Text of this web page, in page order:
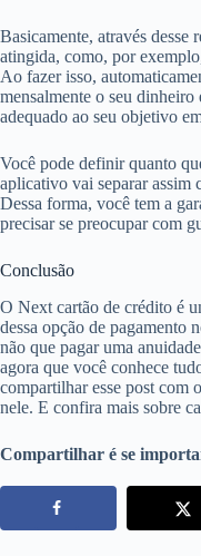
Basicamente, através desse
atingida, como, por
Ao fazer isso,
mensalmente o seu
adequado ao seu objetivo
Você pode definir quanto
aplicativo vai separar assim
Dessa forma, você tem a
precisar se preocupar com
Conclusão
O Next cartão de crédito é
dessa opção de pagamento
não que pagar uma
agora que você conhece
compartilhar esse post com
nele. E confira mais sobre
Compartilhar é se